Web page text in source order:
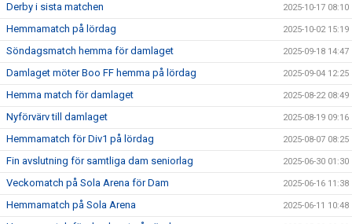
Derby i sista matchen 2025-10-17 08:10
Hemmamatch på lördag 2025-10-02 15:19
Söndagsmatch hemma för damlaget 2025-09-18 14:47
Damlaget möter Boo FF hemma på lördag 2025-09-04 12:25
Hemma match för damlaget 2025-08-22 08:49
Nyförvärv till damlaget 2025-08-19 09:16
Hemmamatch för Div1 på lördag 2025-08-07 08:25
Fin avslutning för samtliga dam seniorlag 2025-06-30 01:30
Veckomatch på Sola Arena för Dam 2025-06-16 11:38
Hemmamatch på Sola Arena 2025-06-11 10:48